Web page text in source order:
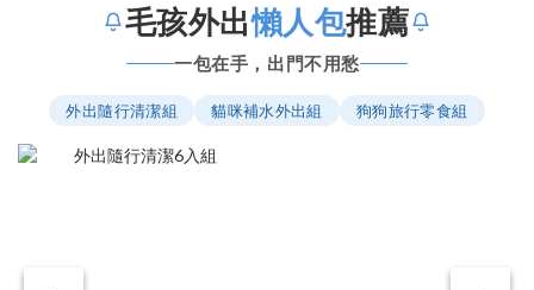
毛孩外出懶人包推薦
一包在手，出門不用愁
外出隨行清潔組 貓咪補水外出組 狗狗旅行零食組